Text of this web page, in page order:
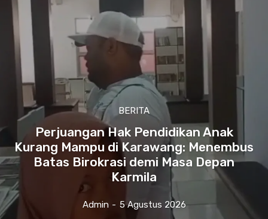
BERITA
Perjuangan Hak Pendidikan Anak
Kurang Mampu di Karawang: Menembus
Batas Birokrasi demi Masa Depan
Karmila
Admin - 5 Agustus 2026